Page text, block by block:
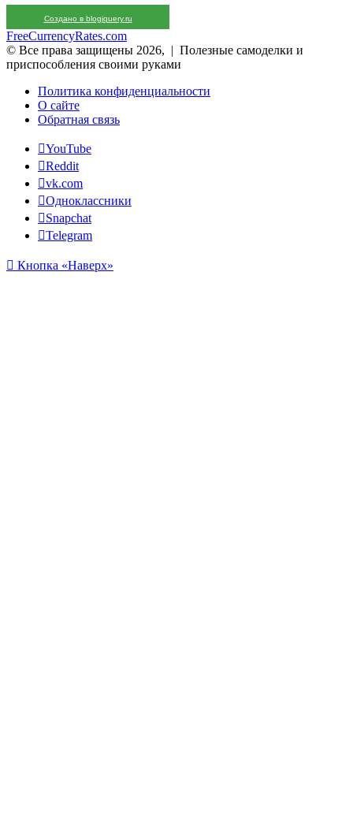
Создано в blogjquery.ru
FreeCurrencyRates.com
© Все права защищены 2026, | Полезные самоделки и
приспособления своими руками
Политика конфиденциальности
О сайте
Обратная связь
YouTube
Reddit
vk.com
Одноклассники
Snapchat
Telegram
Кнопка «Наверх»